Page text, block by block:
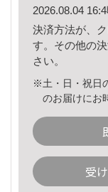
2026.08.04
決済方法が、
す。その他の
さい。
※土・日・祝日
のお届けにお
受